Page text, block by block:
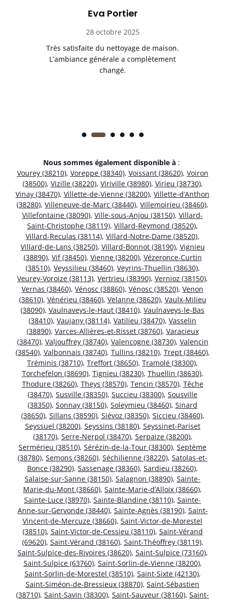
Eva Portier
28 octobre 2025
Très satisfaite du nettoyage de maison.
L’ambiance générale a complètement
changé.
Nous sommes également disponible à :
Vourey (38210), Voreppe (38340), Voissant (38620), Voiron
(38500), Vizille (38220), Viriville (38980), Virieu (38730),
Vinay (38470), Villette-de-Vienne (38200), Villette-d’Anthon
(38280), Villeneuve-de-Marc (38440), Villemoirieu (38460),
Villefontaine (38090), Ville-sous-Anjou (38150), Villard-
Saint-Christophe (38119), Villard-Reymond (38520),
Villard-Reculas (38114), Villard-Notre-Dame (38520),
Villard-de-Lans (38250), Villard-Bonnot (38190), Vignieu
(38890), Vif (38450), Vienne (38200), Vézeronce-Curtin
(38510), Veyssilieu (38460), Veyrins-Thuellin (38630),
Veurey-Voroize (38113), Vertrieu (38390), Vernioz (38150),
Vernas (38460), Vénosc (38860), Vénosc (38520), Venon
(38610), Vénérieu (38460), Velanne (38620), Vaulx-Milieu
(38090), Vaulnaveys-le-Haut (38410), Vaulnaveys-le-Bas
(38410), Vaujany (38114), Vatilieu (38470), Vasselin
(38890), Varces-Allières-et-Risset (38760), Varacieux
(38470), Valjouffrey (38740), Valencogne (38730), Valencin
(38540), Valbonnais (38740), Tullins (38210), Trept (38460),
Tréminis (38710), Treffort (38650), Tramolé (38300),
Torchefelon (38690), Tignieu (38230), Thuellin (38630),
Thodure (38260), Theys (38570), Tencin (38570), Têche
(38470), Susville (38350), Succieu (38300), Sousville
(38350), Sonnay (38150), Soleymieu (38460), Sinard
(38650), Sillans (38590), Siévoz (38350), Siccieu (38460),
Seyssuel (38200), Seyssins (38180), Seyssinet-Pariset
(38170), Serre-Nerpol (38470), Serpaize (38200),
Sermérieu (38510), Sérézin-de-la-Tour (38300), Septème
(38780), Semons (38260), Séchilienne (38220), Satolas-et-
Bonce (38290), Sassenage (38360), Sardieu (38260),
Salaise-sur-Sanne (38150), Salagnon (38890), Sainte-
Marie-du-Mont (38660), Sainte-Marie-d’Alloix (38660),
Sainte-Luce (38970), Sainte-Blandine (38110), Sainte-
Anne-sur-Gervonde (38440), Sainte-Agnès (38190), Saint-
Vincent-de-Mercuze (38660), Saint-Victor-de-Morestel
(38510), Saint-Victor-de-Cessieu (38110), Saint-Vérand
(69620), Saint-Vérand (38160), Saint-Théoffrey (38119),
Saint-Sulpice-des-Rivoires (38620), Saint-Sulpice (73160),
Saint-Sulpice (63760), Saint-Sorlin-de-Vienne (38200),
Saint-Sorlin-de-Morestel (38510), Saint-Sixte (42130),
Saint-Siméon-de-Bressieux (38870), Saint-Sébastien
(38710), Saint-Savin (38300), Saint-Sauveur (38160), Saint-